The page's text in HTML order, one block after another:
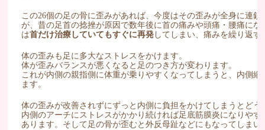
この26個の足の骨に歪みがあれば、今度はその歪みが全身に連
が、昔の足首の捻挫が原因で数年後に首の痛みや頭痛・腰痛に
は首だけ治療していてもすぐに再発 してしまい、痛みを繰り返
体の歪みも足に多大なストレスをかけます。
体が歪みバランスが悪くなると足のつき方が変わります。
これが内側の親指側に体重が乗りやすくなってしまうと、内側
ます。
体の歪みが改善されずにずっと内側に負担をかけてしまうとどう
内側のアーチにストレスがかかり続ければ足底筋膜炎になりや
あります。そして足の骨が歪むと外反母趾などにもなってしまい